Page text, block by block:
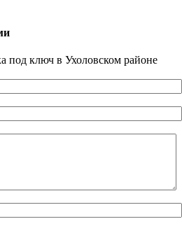
под ключ в Ухоловском районе